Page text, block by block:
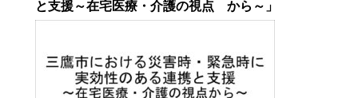
と支援～在宅医療・介護の視点 から～」